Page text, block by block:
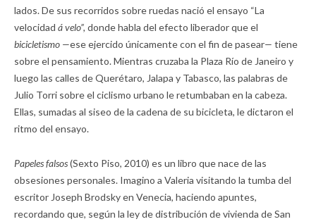
lados. De sus recorridos sobre ruedas nació el ensayo “La
velocidad á velo”, donde habla del efecto liberador que el
bicicletismo —ese ejercido únicamente con el fin de pasear— tiene
sobre el pensamiento. Mientras cruzaba la Plaza Río de Janeiro y
luego las calles de Querétaro, Jalapa y Tabasco, las palabras de
Julio Torri sobre el ciclismo urbano le retumbaban en la cabeza.
Ellas, sumadas al siseo de la cadena de su bicicleta, le dictaron el
ritmo del ensayo.
Papeles falsos(Sexto Piso, 2010) es un libro que nace de las
obsesiones personales. Imagino a Valeria visitando la tumba del
escritor Joseph Brodsky en Venecia, haciendo apuntes,
recordando que, según la ley de distribución de vivienda de San